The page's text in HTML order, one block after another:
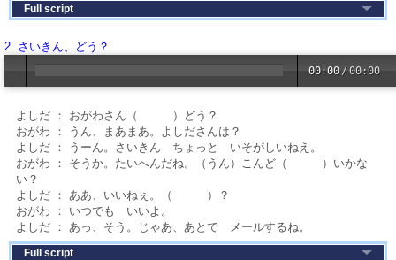
Full script
2. さいきん、どう？
00:00 /00:00
よしだ ： おがわさん（ ）どう？
おがわ ： うん、まあまあ。よしださんは？
よしだ ： うーん。さいきん ちょっと いそがしいねえ。
おがわ ： そうか。たいへんだね。（うん）こんど（ ）いかな
い？
よしだ ： ああ、いいねぇ。（ ）？
おがわ ： いつでも いいよ。
よしだ ： あっ、そう。じゃあ、あとで メールするね。
Full script